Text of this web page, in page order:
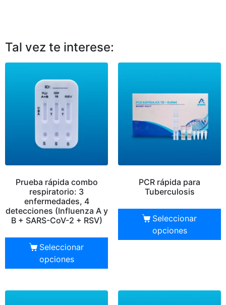
Tal vez te interese:
Prueba rápida combo
respiratorio: 3
enfermedades, 4
detecciones (Influenza A y
B + SARS-CoV-2 + RSV)
Seleccionar
opciones
PCR rápida para
Tuberculosis
Seleccionar
opciones